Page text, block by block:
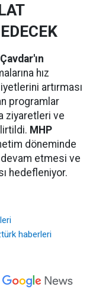
hız
artırması
programlar
ziyaretleri ve
MHP
döneminde
devam etmesi ve
hedefleniyor.
haberleri